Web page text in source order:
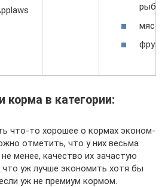
рыба;
мясо;
корма в категории:
что-то хорошее о кормах эконом-
отметить, что у них весьма
менее, качество их зачастую
что уж лучше экономить хотя бы
уж не премиум кормом.